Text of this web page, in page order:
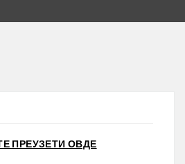
ПРЕУЗЕТИ ОВДЕ